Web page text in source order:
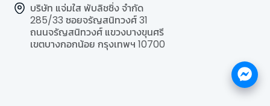
บริษัท แจ่มใส พับลิชชิ่ง จำกัด
285/33 ซอยจรัญสนิทวงศ์ 31
ถนนจรัญสนิทวงศ์ แขวงบางขุนศรี
เขตบางกอกน้อย กรุงเทพฯ 10700